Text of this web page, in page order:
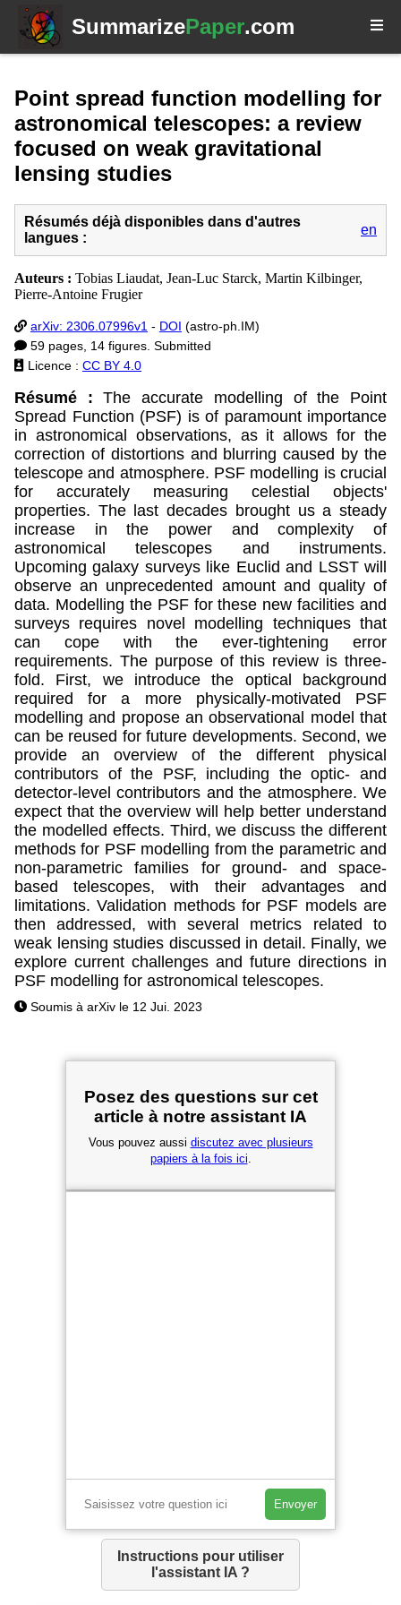
SummarizePaper.com
Point spread function modelling for
astronomical telescopes: a review
focused on weak gravitational
lensing studies
Résumés déjà disponibles dans d'autres
langues :
en
Auteurs : Tobias Liaudat, Jean-Luc Starck, Martin Kilbinger,
Pierre-Antoine Frugier
arXiv: 2306.07996v1 - DOI (astro-ph.IM)
59 pages, 14 figures. Submitted
Licence : CC BY 4.0
Résumé :
The accurate modelling of the Point
Spread Function (PSF) is of paramount importance
in astronomical observations, as it allows for the
correction of distortions and blurring caused by the
telescope and atmosphere. PSF modelling is crucial
for accurately measuring celestial objects'
properties. The last decades brought us a steady
increase in the power and complexity of
astronomical telescopes and instruments.
Upcoming galaxy surveys like Euclid and LSST will
observe an unprecedented amount and quality of
data. Modelling the PSF for these new facilities and
surveys requires novel modelling techniques that
can cope with the ever-tightening error
requirements. The purpose of this review is three-
fold. First, we introduce the optical background
required for a more physically-motivated PSF
modelling and propose an observational model that
can be reused for future developments. Second, we
provide an overview of the different physical
contributors of the PSF, including the optic- and
detector-level contributors and the atmosphere. We
expect that the overview will help better understand
the modelled effects. Third, we discuss the different
methods for PSF modelling from the parametric and
non-parametric families for ground- and space-
based telescopes, with their advantages and
limitations. Validation methods for PSF models are
then addressed, with several metrics related to
weak lensing studies discussed in detail. Finally, we
explore current challenges and future directions in
PSF modelling for astronomical telescopes.
Soumis à arXiv le 12 Jui. 2023
Posez des questions sur cet
article à notre assistant IA
Vous pouvez aussi discutez avec plusieurs
papiers à la fois ici.
Envoyer
Instructions pour utiliser
l'assistant IA ?